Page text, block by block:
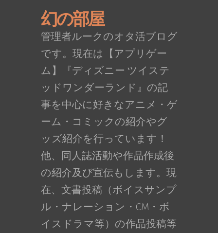
幻の部屋
管理者ルークのオタ活ブログ
です。現在は【アプリゲー
ム】『ディズニー ツイステ
ッドワンダーランド』の記
事を中心に好きなアニメ・ゲ
ーム・コミックの紹介やグ
ッズ紹介を行っています！
他、同人誌活動や作品作成後
の紹介及び宣伝もします。現
在、文書投稿（ボイスサンプ
ル・ナレーション・CM・ボ
イスドラマ等）の作品投稿等